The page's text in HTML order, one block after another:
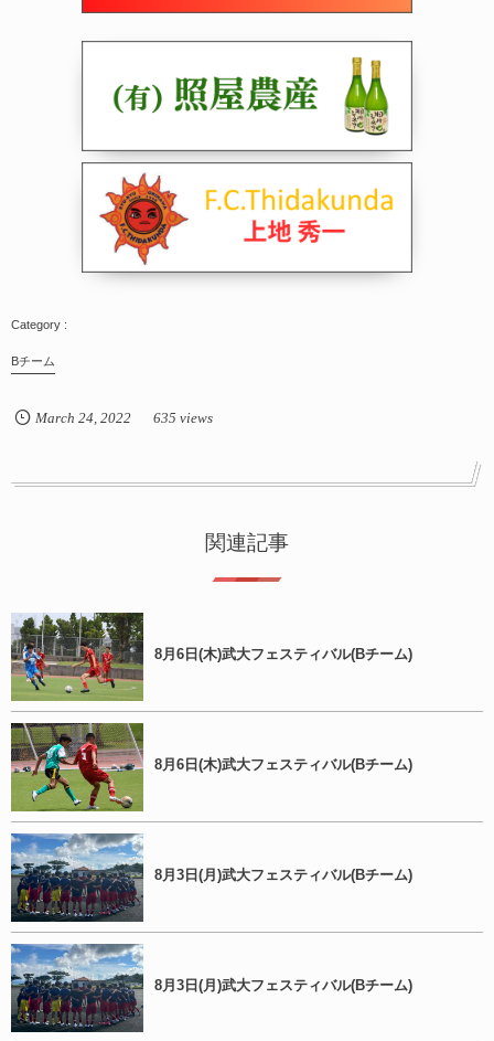
Bチーム
March 24, 2022 635 views
関連記事
8月6日(木)武大フェスティバル(Bチーム)
8月6日(木)武大フェスティバル(Bチーム)
8月3日(月)武大フェスティバル(Bチーム)
8月3日(月)武大フェスティバル(Bチーム)